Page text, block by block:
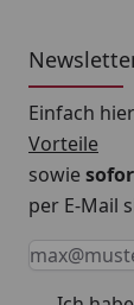
Einfach
Vorteile
sowie
per E-Mail
Keine
Eingabe
E-Mail *